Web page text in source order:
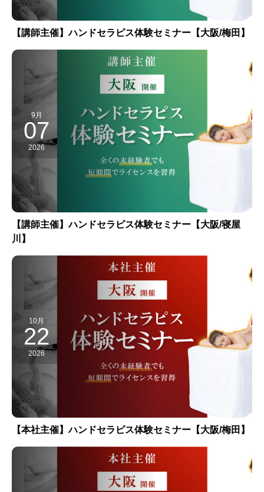
【講師主催】ハンドセラピス体験セミナー【大阪/梅田】
9月
07
2026
【講師主催】ハンドセラピス体験セミナー【大阪/寝屋
川】
10月
22
2026
【本社主催】ハンドセラピス体験セミナー【大阪/梅田】